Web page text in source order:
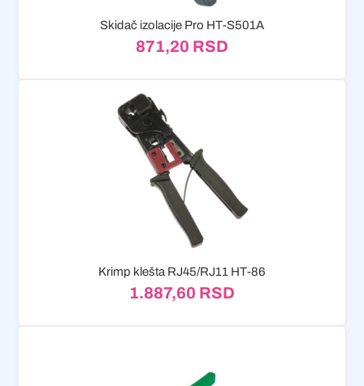
Skidač izolacije Pro HT-S501A
871,20 RSD
Krimp klešta RJ45/RJ11 HT-86
1.887,60 RSD